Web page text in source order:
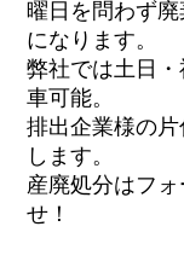
曜日を問わず
になります。
弊社では土日
車可能。
排出企業様の
します。
産廃処分はフ
せ！